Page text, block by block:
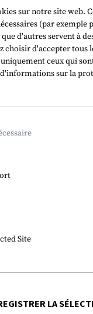
de livraison peuvent varier
Couteaux
Folder
sur notre site web.
(par exemple
d'autres servent à
choisir d'accepter tous
ceux qui
sur la
Site
LA